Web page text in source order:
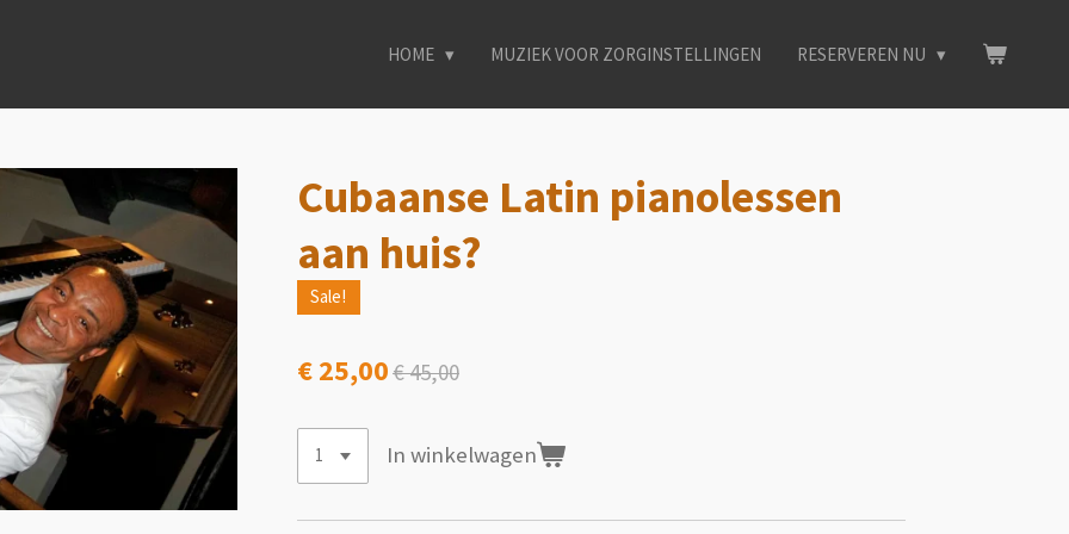
HOME MUZIEK VOOR ZORGINSTELLINGEN RESERVEREN NU
Cubaanse Latin pianolessen
aan huis?
Sale!
€ 25,00€ 45,00
In winkelwagen